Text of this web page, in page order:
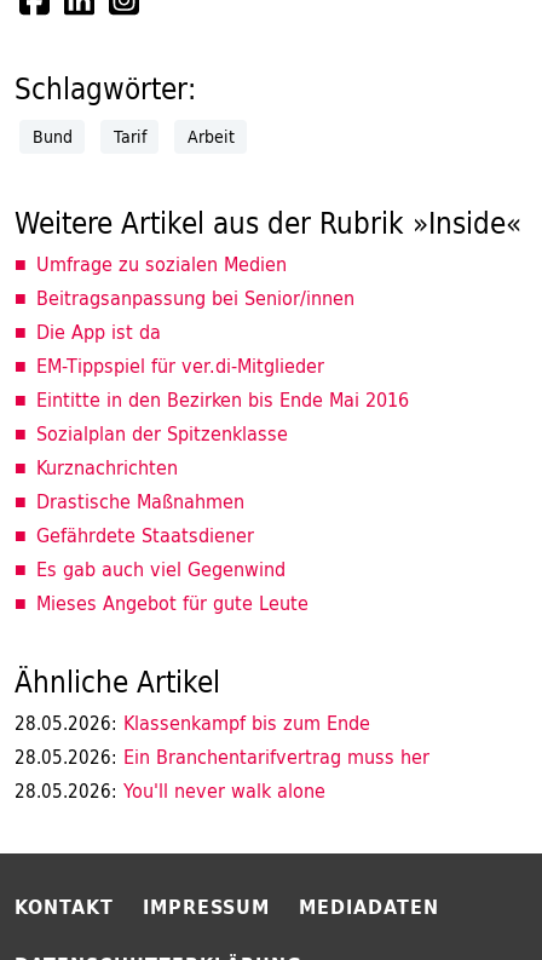
Schlagwörter:
Bund Tarif Arbeit
Weitere Artikel aus der Rubrik »Inside«
Umfrage zu sozialen Medien
Beitragsanpassung bei Senior/innen
Die App ist da
EM-Tippspiel für ver.di-Mitglieder
Eintitte in den Bezirken bis Ende Mai 2016
Sozialplan der Spitzenklasse
Kurznachrichten
Drastische Maßnahmen
Gefährdete Staatsdiener
Es gab auch viel Gegenwind
Mieses Angebot für gute Leute
Ähnliche Artikel
28.05.2026: Klassenkampf bis zum Ende
28.05.2026: Ein Branchentarifvertrag muss her
28.05.2026: You'll never walk alone
KONTAKT IMPRESSUM
MEDIADATEN